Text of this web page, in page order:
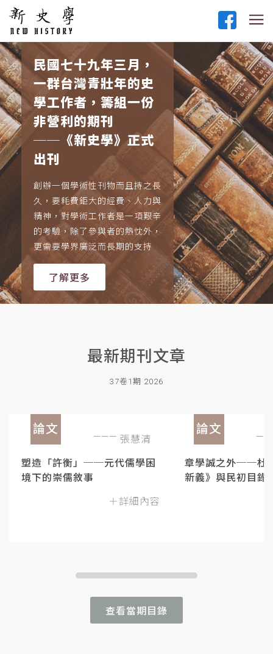
民國七十九年三月，
一群台灣青壯年的史
學工作者，籌組一份
非營利的期刊
──《新史學》正式
出刊
創辦一個學術性刊物而且持之長
久，要耗費鉅大的經費、人力與
精神，對學術工作者是一項艱辛
的考驗，除了參與者的熱忱外，
更需要學界廣泛而長期的支持
了解更多
最新期刊文章
37卷1期 2026
論文
張慧清
塑造「許衡」──元代儒學困
境下的崇儒敘事
＋詳細內容
論文
章學誠之外──杜
新義》與民初目錄
查看當期目錄